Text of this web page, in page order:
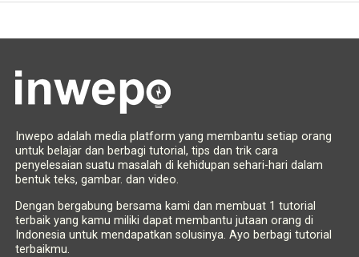
Inwepo adalah media platform yang membantu setiap orang
untuk belajar dan berbagi tutorial, tips dan trik cara
penyelesaian suatu masalah di kehidupan sehari-hari dalam
bentuk teks, gambar. dan video.
Dengan bergabung bersama kami dan membuat 1 tutorial
terbaik yang kamu miliki dapat membantu jutaan orang di
Indonesia untuk mendapatkan solusinya. Ayo berbagi tutorial
terbaikmu.